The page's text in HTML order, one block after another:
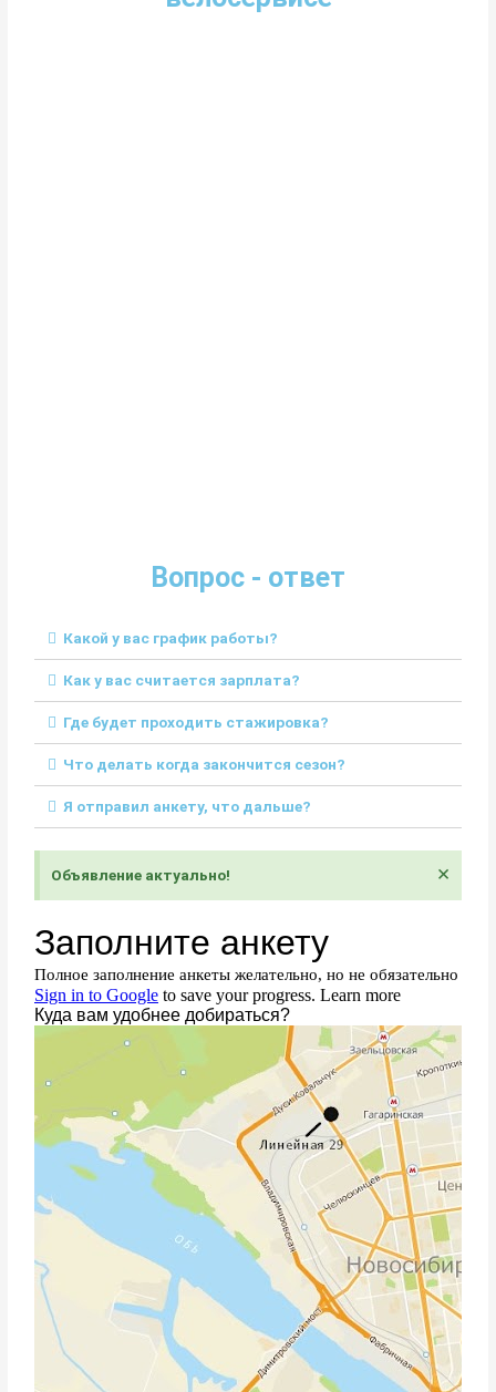
Вопрос - ответ
Какой у вас график работы?
Как у вас считается зарплата?
Где будет проходить стажировка?
Что делать когда закончится сезон?
Я отправил анкету, что дальше?
Объявление актуально! ×